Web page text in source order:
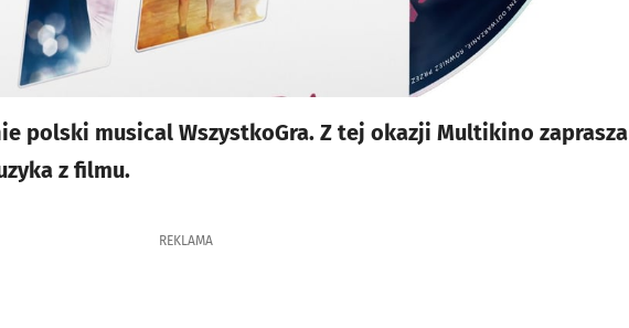
polski musical WszystkoGra. Z tej okazji Multikino zaprasza
z filmu.
REKLAMA